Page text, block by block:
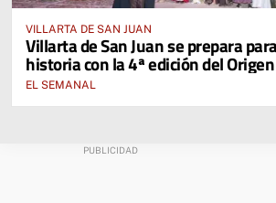
VILLARTA DE SAN JUAN
Villarta de San Juan se prepara
historia con la 4ª edición del
EL SEMANAL